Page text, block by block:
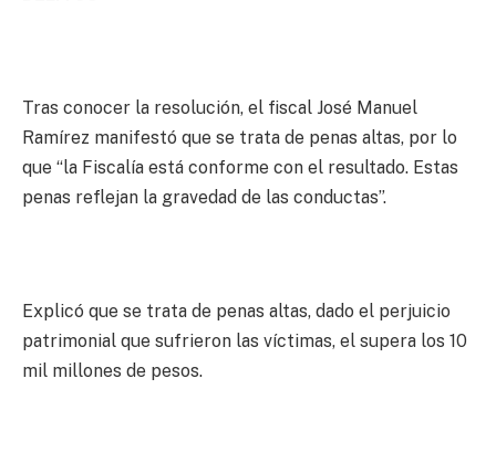
Tras conocer la resolución, el fiscal José Manuel
Ramírez manifestó que se trata de penas altas, por lo
que “la Fiscalía está conforme con el resultado. Estas
penas reflejan la gravedad de las conductas”.
Explicó que se trata de penas altas, dado el perjuicio
patrimonial que sufrieron las víctimas, el supera los 10
mil millones de pesos.